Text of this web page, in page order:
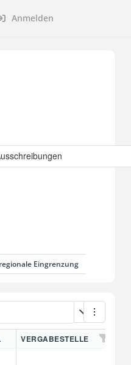
Anmelden
regionale Eingrenzung
VERGABESTELLE